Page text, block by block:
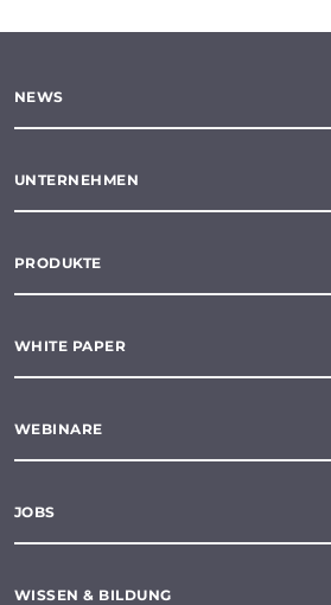
NEWS
UNTERNEHMEN
PRODUKTE
WHITE PAPER
WEBINARE
JOBS
WISSEN & BILDUNG